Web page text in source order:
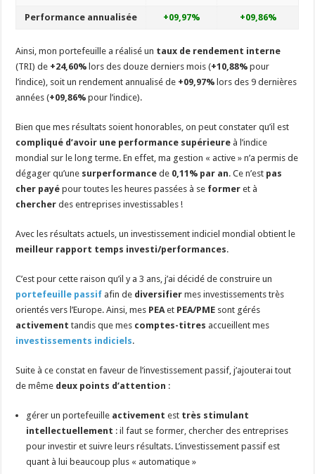
Performance annualisée +09,97% +09,86%
Ainsi, mon portefeuille a réalisé un taux de rendement interne
(TRI) de +24,60% lors des douze derniers mois (+10,88% pour
l’indice), soit un rendement annualisé de +09,97% lors des 9 dernières
années (+09,86% pour l’indice).
Bien que mes résultats soient honorables, on peut constater qu’il est
compliqué d’avoir une performance supérieure à l’indice
mondial sur le long terme. En effet, ma gestion « active » n’a permis de
dégager qu’une surperformance de 0,11% par an. Ce n’est pas
cher payé pour toutes les heures passées à se former et à
chercher des entreprises investissables !
Avec les résultats actuels, un investissement indiciel mondial obtient le
meilleur rapport temps investi/performances.
C’est pour cette raison qu’il y a 3 ans, j’ai décidé de construire un
portefeuille passif afin de diversifier mes investissements très
orientés vers l’Europe. Ainsi, mes PEA et PEA/PME sont gérés
activement tandis que mes comptes-titres accueillent mes
investissements indiciels.
Suite à ce constat en faveur de l’investissement passif, j’ajouterai tout
de même deux points d’attention :
gérer un portefeuille activement est très stimulant
intellectuellement : il faut se former, chercher des entreprises
pour investir et suivre leurs résultats. L’investissement passif est
quant à lui beaucoup plus « automatique »